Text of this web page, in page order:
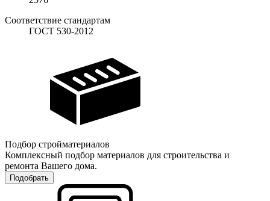
Соответствие стандартам
ГОСТ 530-2012
Подбор стройматериалов
Комплексный подбор материалов для строительства и
ремонта Вашего дома.
Подобрать